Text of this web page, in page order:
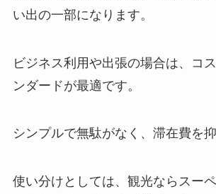
い出の一部になります。
ビジネス利用や出張の場合は、コ
ンダードが最適です。
シンプルで無駄がなく、滞在費を抑
使い分けとしては、観光ならスー